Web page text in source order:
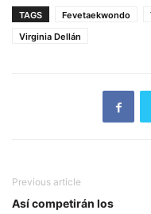
TAGS Fevetaekwondo
Virginia Dellán
Previous article
Así competirán los